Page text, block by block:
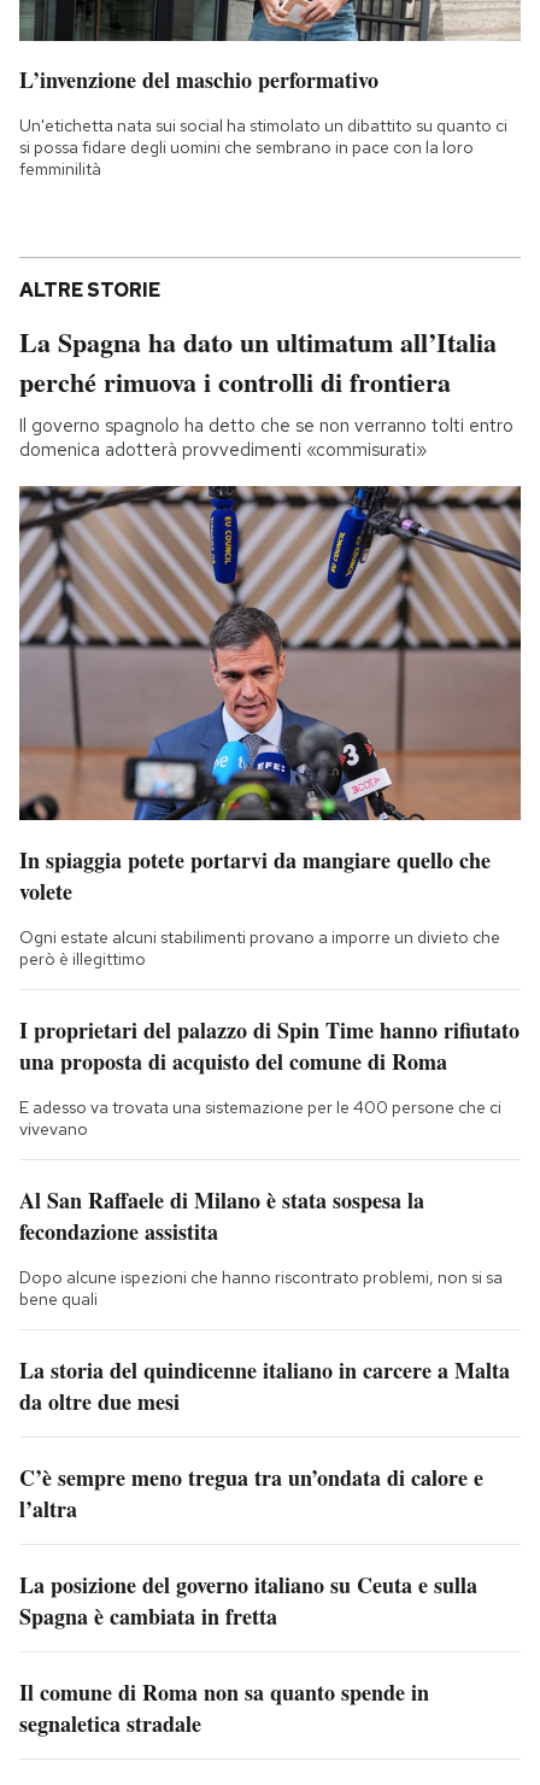
L’invenzione del maschio performativo
Un'etichetta nata sui social ha stimolato un dibattito su quanto ci
si possa fidare degli uomini che sembrano in pace con la loro
femminilità
ALTRE STORIE
La Spagna ha dato un ultimatum all’Italia
perché rimuova i controlli di frontiera
Il governo spagnolo ha detto che se non verranno tolti entro
domenica adotterà provvedimenti «commisurati»
In spiaggia potete portarvi da mangiare quello che
volete
Ogni estate alcuni stabilimenti provano a imporre un divieto che
però è illegittimo
I proprietari del palazzo di Spin Time hanno rifiutato
una proposta di acquisto del comune di Roma
E adesso va trovata una sistemazione per le 400 persone che ci
vivevano
Al San Raffaele di Milano è stata sospesa la
fecondazione assistita
Dopo alcune ispezioni che hanno riscontrato problemi, non si sa
bene quali
La storia del quindicenne italiano in carcere a Malta
da oltre due mesi
C’è sempre meno tregua tra un’ondata di calore e
l’altra
La posizione del governo italiano su Ceuta e sulla
Spagna è cambiata in fretta
Il comune di Roma non sa quanto spende in
segnaletica stradale